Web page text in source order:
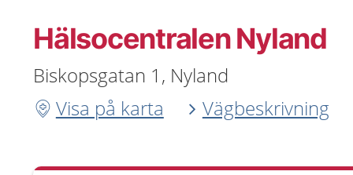
Hälsocentralen Nyland
Biskopsgatan 1, Nyland
Visa på karta
Vägbeskrivning